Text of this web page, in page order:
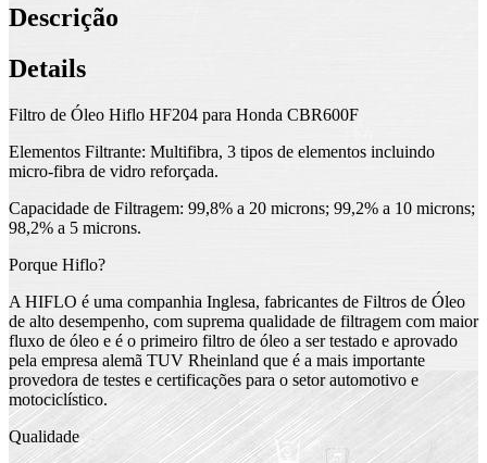
Descrição
Details
Filtro de Óleo Hiflo HF204 para Honda CBR600F
Elementos Filtrante: Multifibra, 3 tipos de elementos incluindo
micro-fibra de vidro reforçada.
Capacidade de Filtragem: 99,8% a 20 microns; 99,2% a 10 microns;
98,2% a 5 microns.
Porque Hiflo?
A HIFLO é uma companhia Inglesa, fabricantes de Filtros de Óleo
de alto desempenho, com suprema qualidade de filtragem com maior
fluxo de óleo e é o primeiro filtro de óleo a ser testado e aprovado
pela empresa alemã TUV Rheinland que é a mais importante
provedora de testes e certificações para o setor automotivo e
motociclístico.
Qualidade